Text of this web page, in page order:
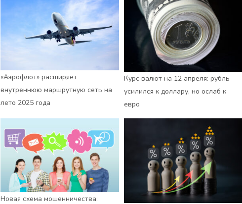
«Аэрофлот» расширяет
внутреннюю маршрутную сеть на
лето 2025 года
Курс валют на 12 апреля: рубль
усилился к доллару, но ослаб к
евро
Новая схема мошенничества: